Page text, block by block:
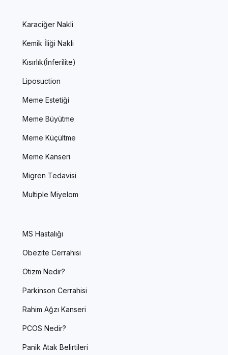
Karaciğer Nakli
Kemik İliği Nakli
Kısırlık(İnferilite)
Liposuction
Meme Estetiği
Meme Büyütme
Meme Küçültme
Meme Kanseri
Migren Tedavisi
Multiple Miyelom
MS Hastalığı
Obezite Cerrahisi
Otizm Nedir?
Parkinson Cerrahisi
Rahim Ağzı Kanseri
PCOS Nedir?
Panik Atak Belirtileri